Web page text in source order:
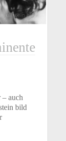
auch
bild